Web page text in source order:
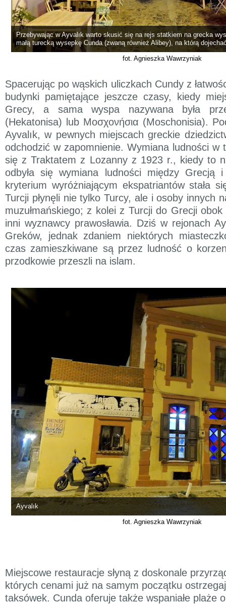
Przebywając w Ayvalık warto skusić się na rejs statkiem na grecka
małą turecką wysepkę Cunda (zwaną również Alibey), na którą
fot. Agnieszka Wawrzyniak
Spacerując po wąskich uliczkach Cundy z
budynki pamiętające jeszcze czasy, kiedy
Grecy, a sama wyspa nazywana była
(Hekatonisa) lub Μοσχονήσια (Moschonisia).
Ayvalık, w pewnych miejscach greckie
odchodzić w zapomnienie. Wymiana ludności w
się z Traktatem z Lozanny z 1923 r., kiedy to
odbyła się wymiana ludności między Grecją
kryterium wyróżniającym ekspatriantów stała
Turcji płynęli nie tylko Turcy, ale i osoby innych
muzułmańskiego; z kolei z Turcji do Grecji
inni wyznawcy prawosławia. Dziś w rejonach
Greków, jednak zdaniem niektórych
czas zamieszkiwane są przez ludność o
przodkowie przeszli na islam.
Ayvalık
fot. Agnieszka Wawrzyniak
Miejscowe restauracje słyną z doskonale
których cenami już na samym początku
taksówek. Cunda oferuje także wspaniałe plaże